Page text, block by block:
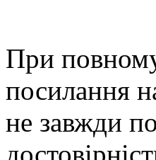
При
посилання
не завжди